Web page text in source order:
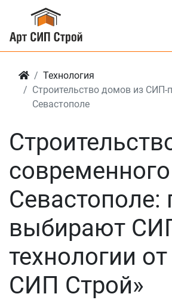
Технология
Строительство домов из СИП-
Севастополе
Севастополе:
выбирают
технологии
СИП Строй»